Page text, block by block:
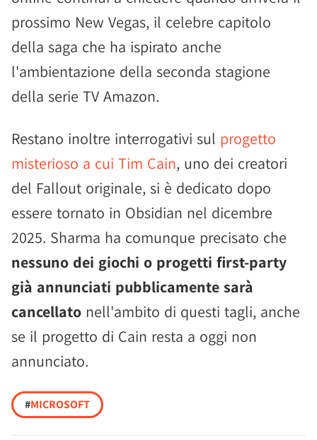
prossimo New Vegas, il celebre capitolo
della saga che ha ispirato anche
l'ambientazione della seconda stagione
della serie TV Amazon.
Restano inoltre interrogativi sul progetto
misterioso a cui Tim Cain, uno dei creatori
del Fallout originale, si è dedicato dopo
essere tornato in Obsidian nel dicembre
2025. Sharma ha comunque precisato che
nessuno dei giochi o progetti first-party
già annunciati pubblicamente sarà
cancellato nell'ambito di questi tagli, anche
se il progetto di Cain resta a oggi non
annunciato.
#MICROSOFT